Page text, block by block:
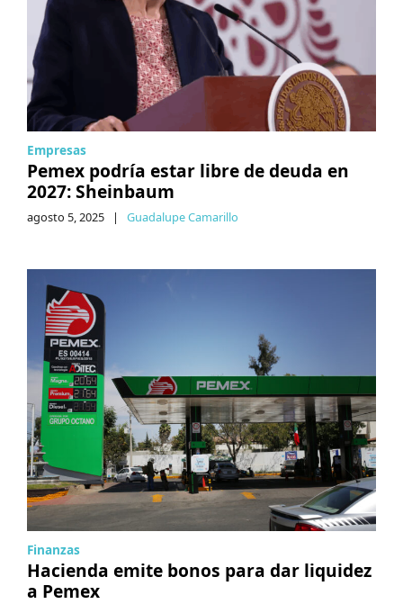
Empresas
Pemex podría estar libre de deuda en
2027: Sheinbaum
agosto 5, 2025 | Guadalupe Camarillo
Finanzas
Hacienda emite bonos para dar liquidez
a Pemex